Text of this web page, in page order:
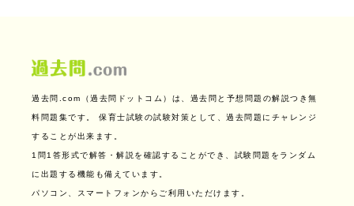
過去問.com（過去問ドットコム）は、過去問と予想問題の解説つき無
料問題集です。 保育士試験の試験対策として、過去問題にチャレンジ
することが出来ます。
1問1答形式で解答・解説を確認することができ、試験問題をランダム
に出題する機能も備えています。
パソコン、スマートフォンからご利用いただけます。